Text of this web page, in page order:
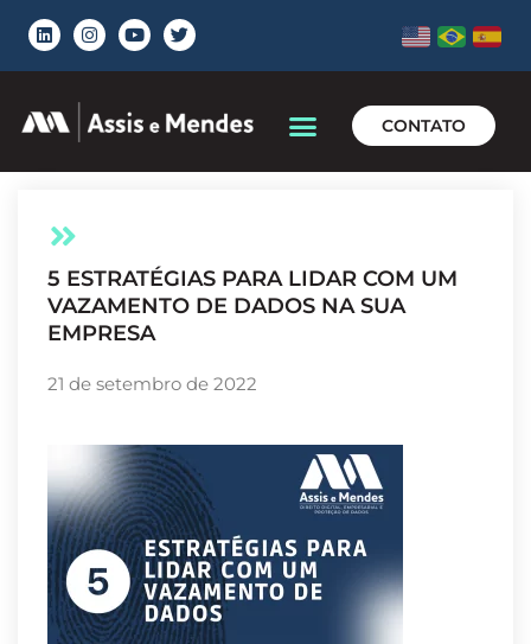
CONTATO
5 ESTRATÉGIAS PARA LIDAR COM UM
VAZAMENTO DE DADOS NA SUA
EMPRESA
21 de setembro de 2022